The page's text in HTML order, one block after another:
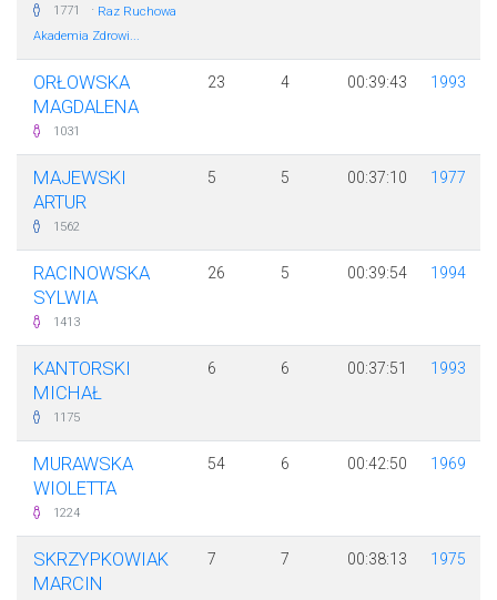
1771 · Raz Ruchowa
Akademia Zdrowi...
ORŁOWSKA
MAGDALENA
1031
23 4 00:39:43 1993
MAJEWSKI
ARTUR
1562
5 5 00:37:10 1977
RACINOWSKA
SYLWIA
1413
26 5 00:39:54 1994
KANTORSKI
MICHAŁ
1175
6 6 00:37:51 1993
MURAWSKA
WIOLETTA
1224
54 6 00:42:50 1969
SKRZYPKOWIAK
MARCIN
7 7 00:38:13 1975